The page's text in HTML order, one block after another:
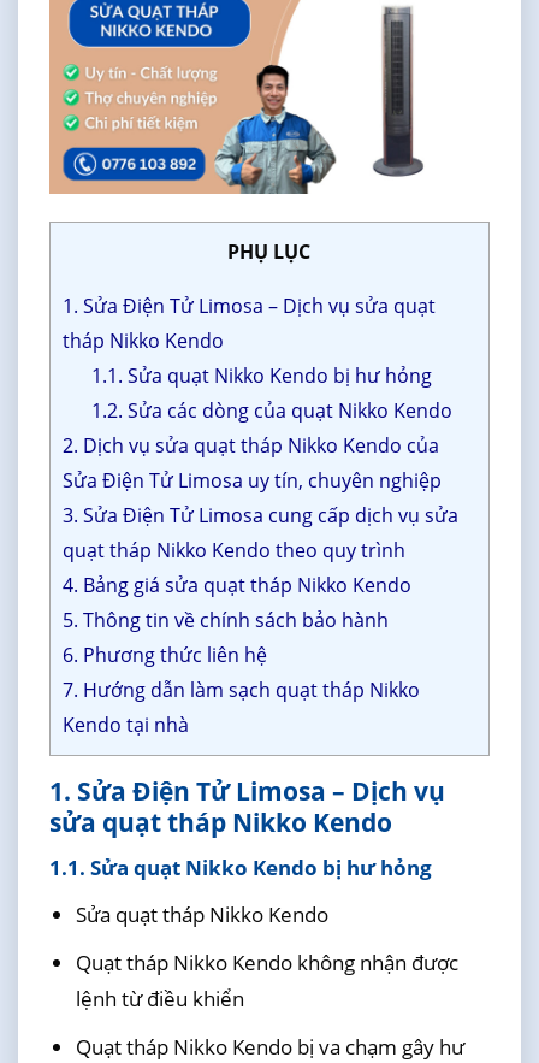
PHỤ LỤC
1. Sửa Điện Tử Limosa – Dịch vụ sửa quạt
tháp Nikko Kendo
1.1. Sửa quạt Nikko Kendo bị hư hỏng
1.2. Sửa các dòng của quạt Nikko Kendo
2. Dịch vụ sửa quạt tháp Nikko Kendo của
Sửa Điện Tử Limosa uy tín, chuyên nghiệp
3. Sửa Điện Tử Limosa cung cấp dịch vụ sửa
quạt tháp Nikko Kendo theo quy trình
4. Bảng giá sửa quạt tháp Nikko Kendo
5. Thông tin về chính sách bảo hành
6. Phương thức liên hệ
7. Hướng dẫn làm sạch quạt tháp Nikko
Kendo tại nhà
1. Sửa Điện Tử Limosa – Dịch vụ
sửa quạt tháp Nikko Kendo
1.1. Sửa quạt Nikko Kendo bị hư hỏng
Sửa quạt tháp Nikko Kendo
Quạt tháp Nikko Kendo không nhận được
lệnh từ điều khiển
Quạt tháp Nikko Kendo bị va chạm gây hư